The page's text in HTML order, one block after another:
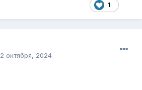
1
2 октября, 2024